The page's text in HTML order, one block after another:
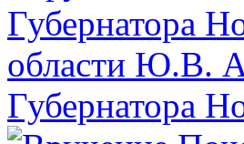
Губернатора